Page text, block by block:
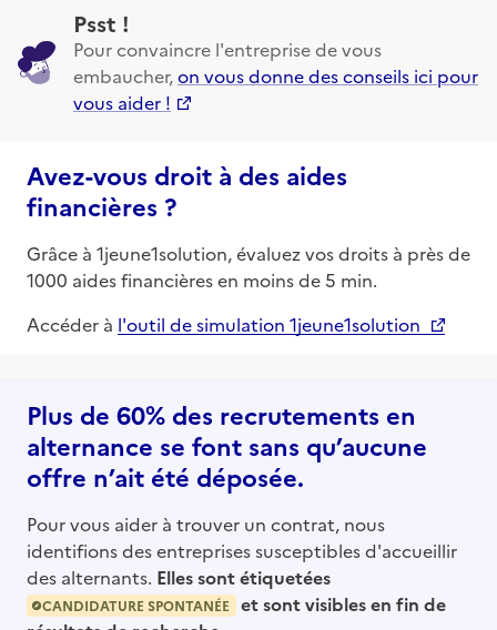
Psst !
Pour convaincre l'entreprise de vous
embaucher,on vous donne des conseils ici pour
vous aider !
Avez-vous droit à des aides
financières ?
Grâce à 1jeune1solution, évaluez vos droits à près de
1000 aides financières en moins de 5 min.
Accéder à l'outil de simulation 1jeune1solution
Plus de 60% des recrutements en
alternance se font sans qu’aucune
offre n’ait été déposée.
Pour vous aider à trouver un contrat, nous
identifions des entreprises susceptibles d'accueillir
des alternants. Elles sont étiquetées
CANDIDATURE SPONTANÉE
et sont visibles en fin de